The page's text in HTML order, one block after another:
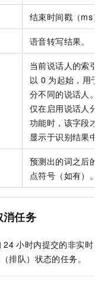
结束时间戳（ms）
语音转写结果。
当前说话人的索引
以 0 为起始，用于
分不同的说话人。
仅在启用说话人分
功能时，该字段才
显示于识别结果中
预测出的词之后的
点符号（如有）。
消任务
24 小时内提交的非实时
（排队）状态的任务。